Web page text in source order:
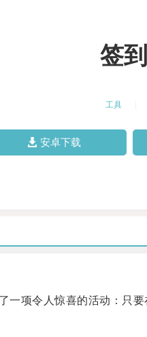
签
工具
安卓下载
项令人惊喜的活动：只要